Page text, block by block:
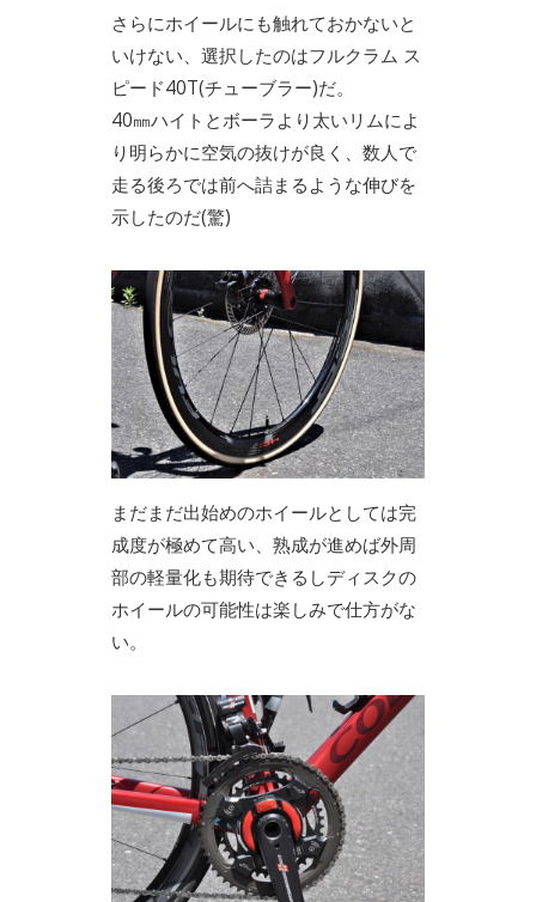
さらにホイールにも触れておかないと
いけない、選択したのはフルクラム ス
ピード40T(チューブラー)だ。
40㎜ハイトとボーラより太いリムによ
り明らかに空気の抜けが良く、数人で
走る後ろでは前へ詰まるような伸びを
示したのだ(驚)
まだまだ出始めのホイールとしては完
成度が極めて高い、熟成が進めば外周
部の軽量化も期待できるしディスクの
ホイールの可能性は楽しみで仕方がな
い。